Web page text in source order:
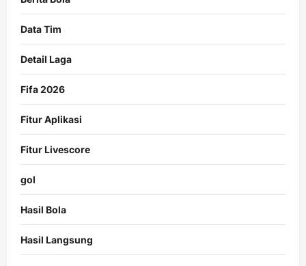
Data Tim
Detail Laga
Fifa 2026
Fitur Aplikasi
Fitur Livescore
gol
Hasil Bola
Hasil Langsung